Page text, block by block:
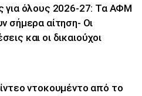
για όλους 2026-27: Τα ΑΦΜ
σήμερα αίτηση- Οι
και οι δικαιούχοι
ντοκουμέντο από το